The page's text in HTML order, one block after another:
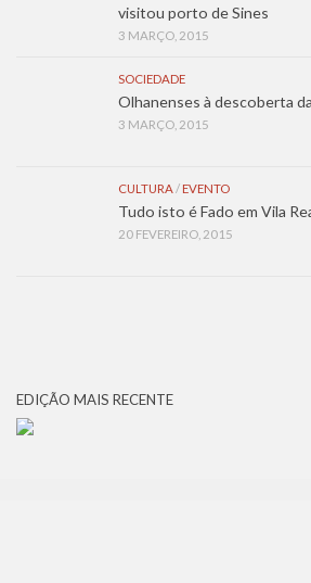
visitou porto de Sines
3 MARÇO, 2015
SOCIEDADE
Olhanenses à descoberta
3 MARÇO, 2015
CULTURA/ EVENTO
Tudo isto é Fado em Vila
20 FEVEREIRO, 2015
EDIÇÃO MAIS RECENTE